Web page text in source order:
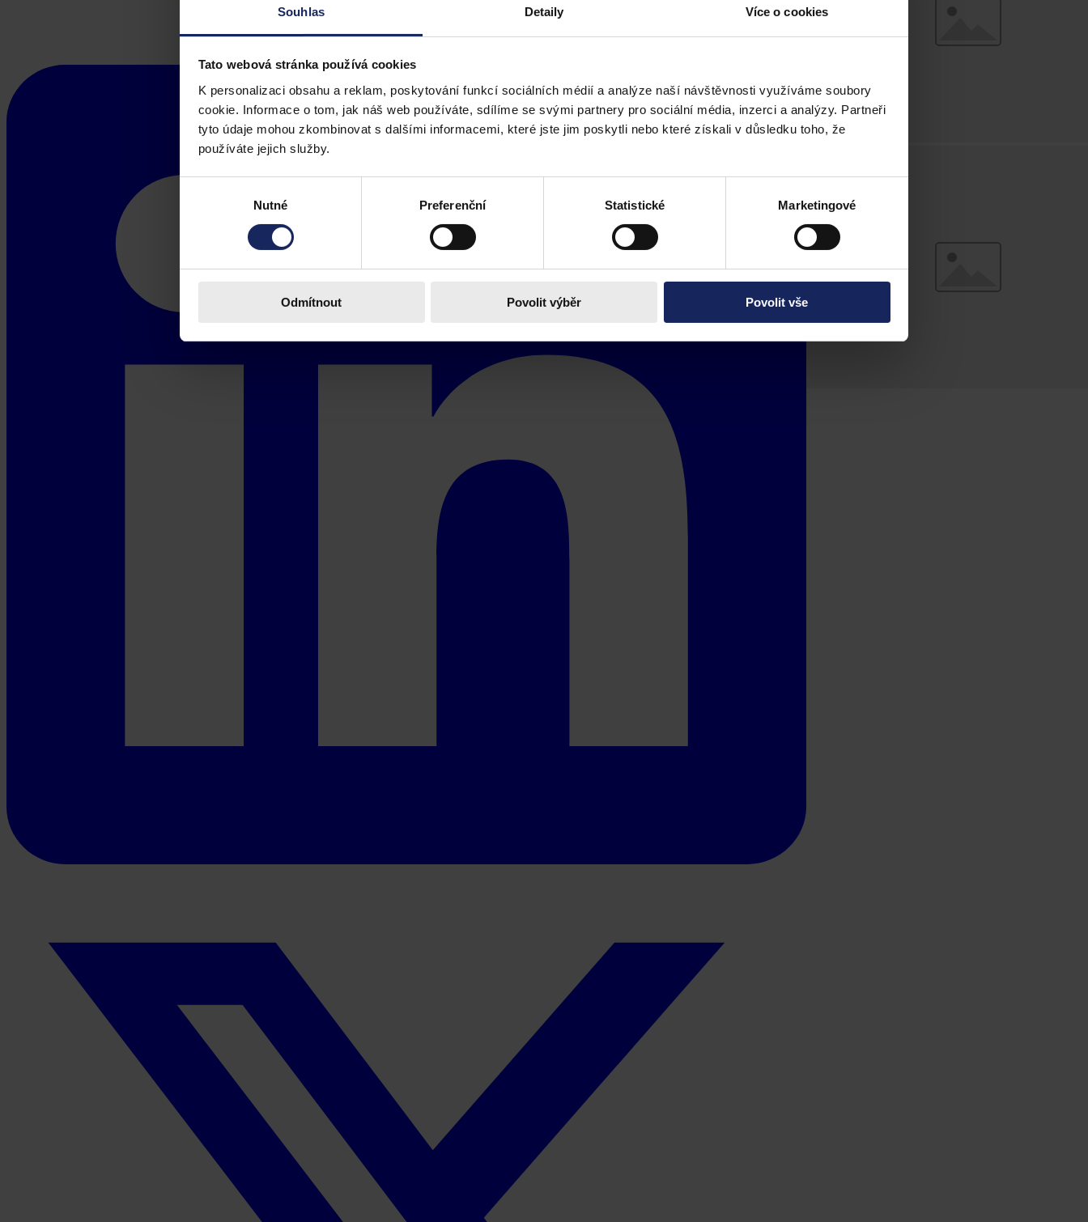
Souhlas Detaily Více o cookies
Tato webová stránka používá cookies
K personalizaci obsahu a reklam, poskytování funkcí sociálních médií a analýze naší návštěvnosti využíváme soubory
cookie. Informace o tom, jak náš web používáte, sdílíme se svými partnery pro sociální média, inzerci a analýzy. Partneři
tyto údaje mohou zkombinovat s dalšími informacemi, které jste jim poskytli nebo které získali v důsledku toho, že
používáte jejich služby.
Nutné Preferenční Statistické Marketingové
Odmítnout Povolit výběr Povolit vše